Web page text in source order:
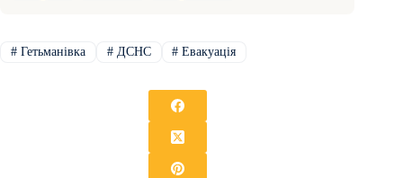
#Гетьманівка #ДСНС # Евакуація